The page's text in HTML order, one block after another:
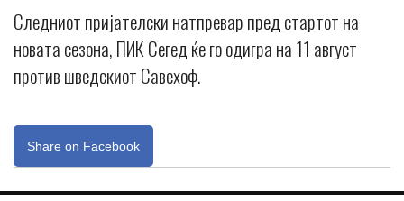
Следниот пријателски натпревар пред стартот на
новата сезона, ПИК Сегед ќе го одигра на 11 август
против шведскиот Савехоф.
Share on Facebook